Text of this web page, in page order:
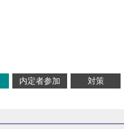
内定者参加 対策